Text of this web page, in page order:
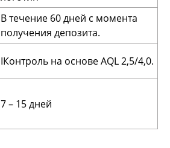
В течение 60 дней с момента
получения депозита.
IКонтроль на основе AQL 2,5/4,0.
7 – 15 дней